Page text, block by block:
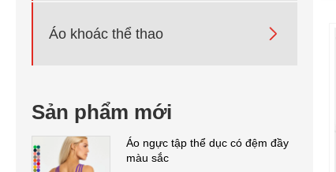
Áo khoác thể thao 
Sản phẩm mới
Áo ngực tập thể dục có đệm đầy
màu sắc